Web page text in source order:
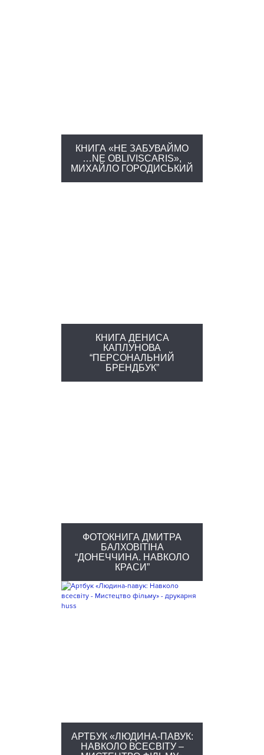
КНИГА «НЕ ЗАБУВАЙМО
…NE OBLIVISCARIS»,
МИХАЙЛО ГОРОДИСЬКИЙ
КНИГА ДЕНИСА
КАПЛУНОВА
“ПЕРСОНАЛЬНИЙ
БРЕНДБУК”
ФОТОКНИГА ДМИТРА
БАЛХОВІТІНА
“ДОНЕЧЧИНА. НАВКОЛО
КРАСИ”
АРТБУК «ЛЮДИНА-ПАВУК:
НАВКОЛО ВСЕСВІТУ –